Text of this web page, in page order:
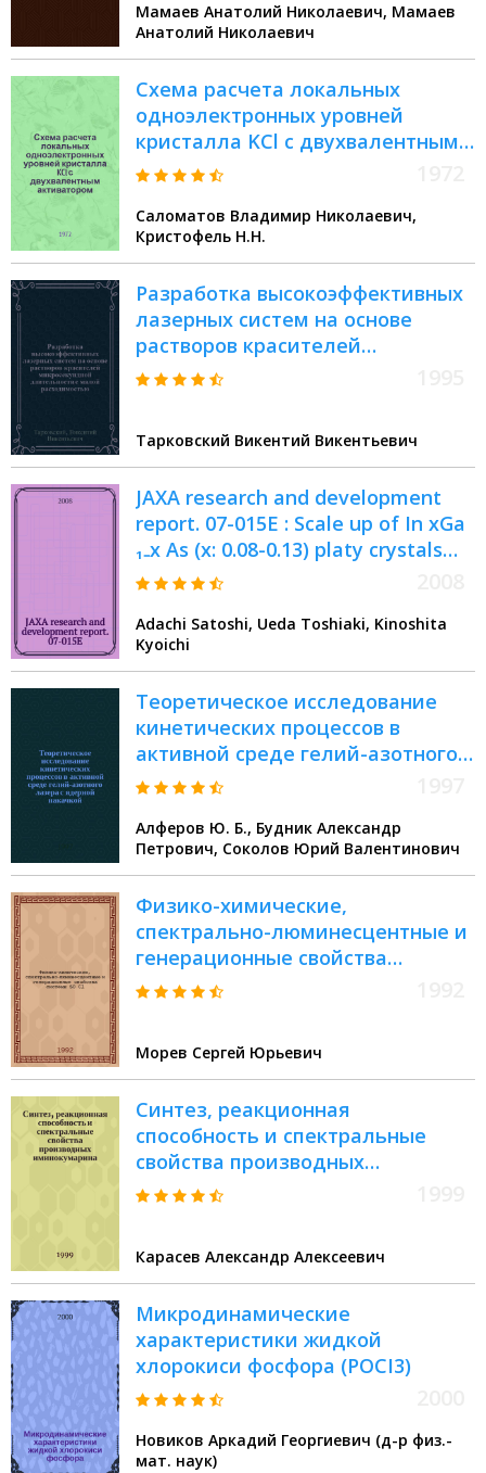
степ. к.ф.-м.н
Мамаев Анатолий Николаевич, Мамаев
Анатолий Николаевич
Схема расчета локальных
одноэлектронных уровней
кристалла KCl с двухвалентным
активатором (центр симметрии
Саломатов Владимир Николаевич,
Кристофель Н.Н.
Разработка высокоэффективных
лазерных систем на основе
растворов красителей
микросекундной длительности с
Спец. 01.04.21
Тарковский Викентий Викентьевич
JAXA research and development
report. 07-015E : Scale up of In xGa
₁₋x As (x: 0.08-0.13) platy crystals
for semiconductor laser substrates
Adachi Satoshi, Ueda Toshiaki, Kinoshita
Kyoichi
Теоретическое исследование
кинетических процессов в
активной среде гелий-азотного
лазера с ядерной накачкой
Алферов Ю. Б., Будник Александр
Петрович, Соколов Юрий Валентинович
Физико-химические,
спектрально-люминесцентные и
генерационные свойства
системы SO Cl - GaCl ,
уранилхлоридом : Автореф. дис.
на соиск. учен. степ. к.х.н. : Спец.
02.00.04
Морев Сергей Юрьевич
Синтез, реакционная
способность и спектральные
свойства производных
иминокумарина : Автореф. дис.
Карасев Александр Алексеевич
Микродинамические
характеристики жидкой
хлорокиси фосфора (POCI3)
Новиков Аркадий Георгиевич (д-р физ.-
мат. наук)